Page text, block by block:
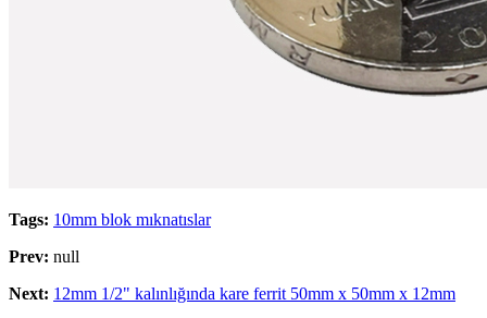
Tags: 10mm blok mıknatıslar
Prev: null
Next: 12mm 1/2" kalınlığında kare ferrit 50mm x 50mm x 12mm